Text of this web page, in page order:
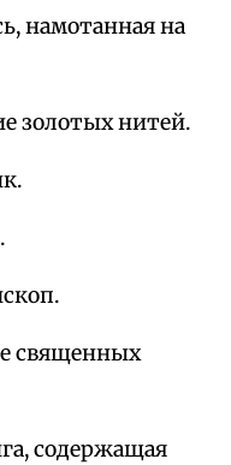
намотанная на
золотых нитей.
священных
содержащая